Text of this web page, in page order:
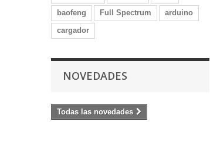
baofeng
Full Spectrum
arduino
cargador
NOVEDADES
Todas las novedades